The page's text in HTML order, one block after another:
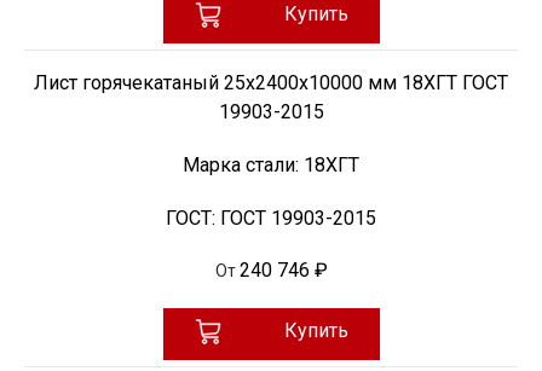
Купить
Лист горячекатаный 25х2400х10000 мм 18ХГТ ГОСТ
19903-2015
Марка стали: 18ХГТ
ГОСТ: ГОСТ 19903-2015
От 240 746 ₽
Купить